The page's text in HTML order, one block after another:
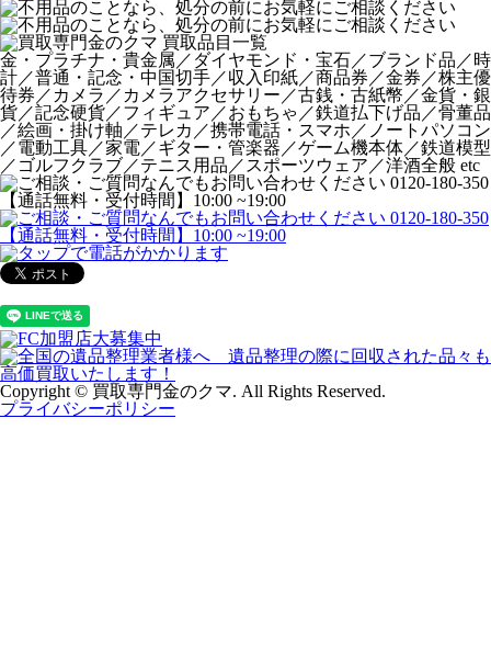
金・プラチナ・貴金属／ダイヤモンド・宝石／ブランド品／時
計／普通・記念・中国切手／収入印紙／商品券／金券／株主優
待券／カメラ／カメラアクセサリー／古銭・古紙幣／金貨・銀
貨／記念硬貨／フィギュア／おもちゃ／鉄道払下げ品／骨董品
／絵画・掛け軸／テレカ／携帯電話・スマホ／ノートパソコン
／電動工具／家電／ギター・管楽器／ゲーム機本体／鉄道模型
／ゴルフクラブ／テニス用品／スポーツウェア／洋酒全般 etc
Copyright © 買取専門金のクマ. All Rights Reserved.
プライバシーポリシー